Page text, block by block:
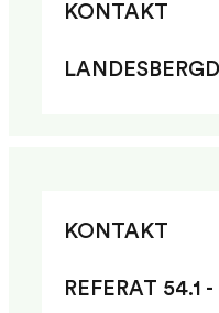
KONTAKT
KONTAKT
REFERAT 54.1